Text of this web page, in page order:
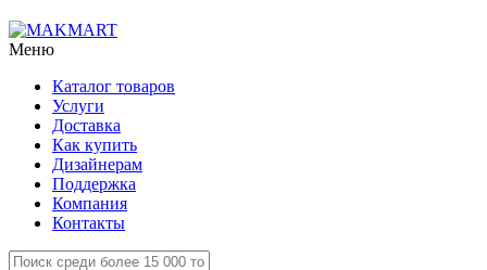
Меню
Каталог товаров
Услуги
Доставка
Как купить
Дизайнерам
Поддержка
Компания
Контакты